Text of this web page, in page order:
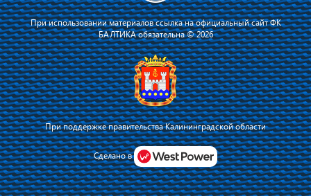
Я соглашаюсь с тем, что владелец сайта использует файлы cookie для
повышения удобства работы на сайте и сервис Яндекс.Метрика. Оставаясь
на сайте, я соглашаюсь сполитикой их применения.
Принять
При использовании материалов ссылка на официальный сайт ФК
БАЛТИКА обязательна © 2026
При поддержке правительства Калининградской области
Сделано в